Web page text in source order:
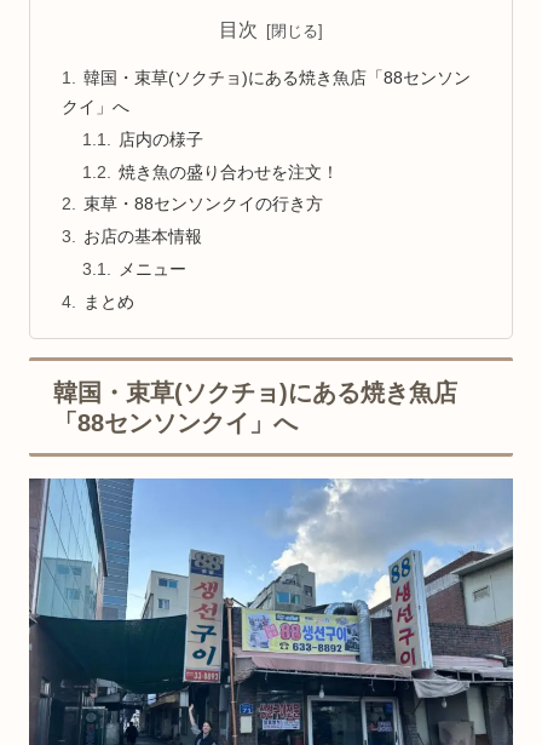
目次
韓国・束草(ソクチョ)にある焼き魚店「88センソン
クイ」へ
店内の様子
焼き魚の盛り合わせを注文！
束草・88センソンクイの行き方
お店の基本情報
メニュー
まとめ
韓国・束草(ソクチョ)にある焼き魚店
「88センソンクイ」へ